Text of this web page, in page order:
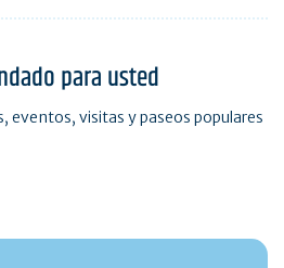
para usted
eventos, visitas y paseos populares